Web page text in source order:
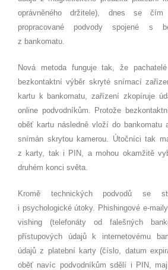
oprávněného držitele), dnes se
propracované podvody spojené s
z bankomatu.
Nová metoda funguje tak, že
bezkontaktní výběr skryté snímací
kartu k bankomatu, zařízení zkopíruje
online podvodníkům. Protože
oběť kartu následně vloží do bankomatu
snímán skrytou kamerou. Útočníci tak
z karty, tak i PIN, a mohou okamžitě
druhém konci světa.
Kromě technických podvodů se
i psychologické útoky. Phishingové e-
vishing (telefonáty od falešných
přístupových údajů k internetovému
údajů z platební karty (číslo, datum
oběť navíc podvodníkům sdělí i PIN,